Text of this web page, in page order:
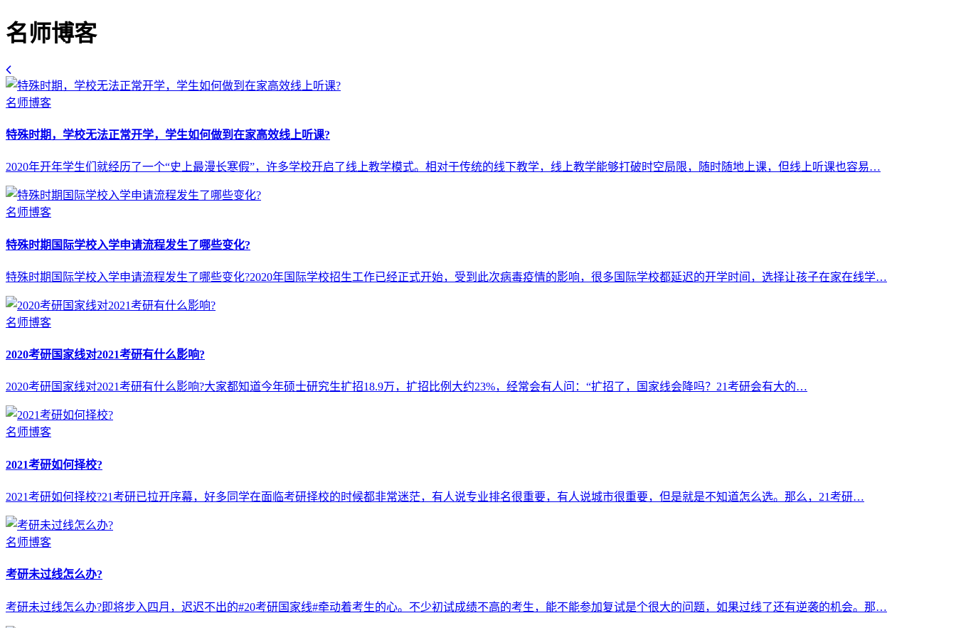
名师博客
名师博客
特殊时期，学校无法正常开学，学生如何做到在家高效线上听课?
2020年开年学生们就经历了一个“史上最漫长寒假”，许多学校开启了线上教学模式。相对于传统的线下教学，线上教学能够打破时空局限，随时随地上课，但线上听课也容易…
名师博客
特殊时期国际学校入学申请流程发生了哪些变化?
特殊时期国际学校入学申请流程发生了哪些变化?2020年国际学校招生工作已经正式开始，受到此次病毒疫情的影响，很多国际学校都延迟的开学时间，选择让孩子在家在线学…
名师博客
2020考研国家线对2021考研有什么影响?
2020考研国家线对2021考研有什么影响?大家都知道今年硕士研究生扩招18.9万，扩招比例大约23%，经常会有人问：“扩招了，国家线会降吗？21考研会有大的…
名师博客
2021考研如何择校?
2021考研如何择校?21考研已拉开序幕，好多同学在面临考研择校的时候都非常迷茫，有人说专业排名很重要，有人说城市很重要，但是就是不知道怎么选。那么，21考研…
名师博客
考研未过线怎么办?
考研未过线怎么办?即将步入四月，迟迟不出的#20考研国家线#牵动着考生的心。不少初试成绩不高的考生，能不能参加复试是个很大的问题，如果过线了还有逆袭的机会。那…